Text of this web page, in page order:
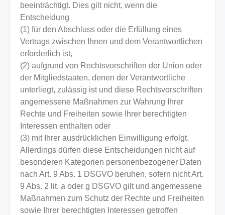
beeinträchtigt. Dies gilt nicht, wenn die
Entscheidung
(1) für den Abschluss oder die Erfüllung eines
Vertrags zwischen Ihnen und dem Verantwortlichen
erforderlich ist,
(2) aufgrund von Rechtsvorschriften der Union oder
der Mitgliedstaaten, denen der Verantwortliche
unterliegt, zulässig ist und diese Rechtsvorschriften
angemessene Maßnahmen zur Wahrung Ihrer
Rechte und Freiheiten sowie Ihrer berechtigten
Interessen enthalten oder
(3) mit Ihrer ausdrücklichen Einwilligung erfolgt.
Allerdings dürfen diese Entscheidungen nicht auf
besonderen Kategorien personenbezogener Daten
nach Art. 9 Abs. 1 DSGVO beruhen, sofern nicht Art.
9 Abs. 2 lit. a oder g DSGVO gilt und angemessene
Maßnahmen zum Schutz der Rechte und Freiheiten
sowie Ihrer berechtigten Interessen getroffen